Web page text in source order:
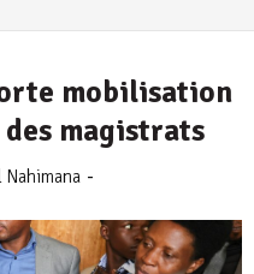
mobilisation
magistrats
Nahimana -